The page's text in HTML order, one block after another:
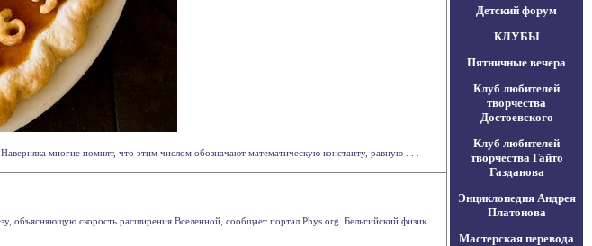
многие помнят, что этим числом обозначают математическую константу, равную . . .
объясняющую скорость расширения Вселенной, сообщает портал Phys.org. Бельгийский физик . .
Детский форум
КЛУБЫ
Пятничные вечера
Клуб любителей
творчества
Достоевского
Клуб любителей
творчества Гайто
Газданова
Энциклопедия Андрея
Платонова
Мастерская перевода